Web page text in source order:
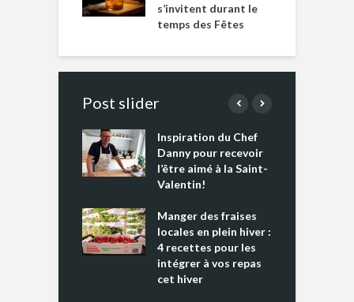
s’invitent durant le
temps des Fêtes
Post slider
Inspiration du Chef
Danny pour recevoir
l’être aimé à la Saint-
Valentin!
Manger des fraises
locales en plein hiver :
4 recettes pour les
intégrer à vos repas
cet hiver